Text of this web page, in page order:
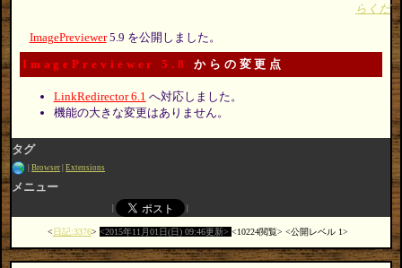
らくだ
ImagePreviewer5.9 を公開しました。
ImagePreviewer 5.8 からの変更点
LinkRedirector 6.1 へ対応しました。
機能の大きな変更はありません。
タグ
Browser Extensions
メニュー
日記:3376 2015年11月01日(日) 09:46更新 10224閲覧 公開レベル 1